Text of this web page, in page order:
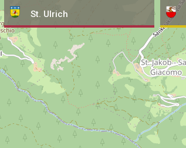
St. Ulrich